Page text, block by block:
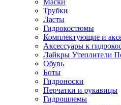
Маски
Трубки
Ласты
Гидрокостюмы
Комплектующие и
Аксессуары к
Лайкры Утеплители
Обувь
Боты
Гидроноски
Перчатки и рукавицы
Гидрошлемы